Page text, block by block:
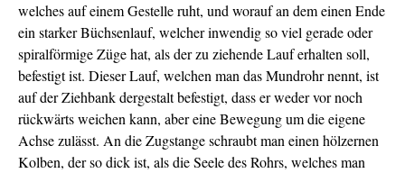
welches auf einem Gestelle ruht, und worauf an dem einen Ende
ein starker Büchsenlauf, welcher inwendig so viel gerade oder
spiralförmige Züge hat, als der zu ziehende Lauf erhalten soll,
befestigt ist. Dieser Lauf, welchen man das Mundrohr nennt, ist
auf der Ziehbank dergestalt befestigt, dass er weder vor noch
rückwärts weichen kann, aber eine Bewegung um die eigene
Achse zulässt. An die Zugstange schraubt man einen hölzernen
Kolben, der so dick ist, als die Seele des Rohrs, welches man